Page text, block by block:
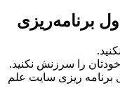
خودتان را سرزنش نکنید.
برنامه ریزی سایت علم